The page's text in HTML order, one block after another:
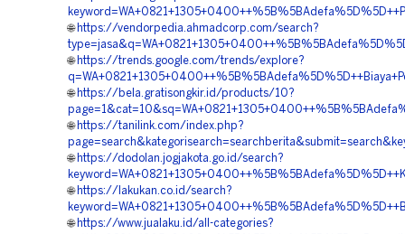
🌐 https://vendorpedia.ahmadcorp.com/search?
🌐 https://trends.google.com/trends/explore?
🌐 https://bela.gratisongkir.id/products/10?
🌐 https://tanilink.com/index.php?
🌐 https://dodolan.jogjakota.go.id/search?
🌐 https://lakukan.co.id/search?
🌐 https://www.jualaku.id/all-categories?